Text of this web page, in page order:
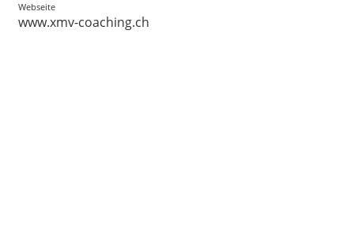
Webseite
www.xmv-coaching.ch